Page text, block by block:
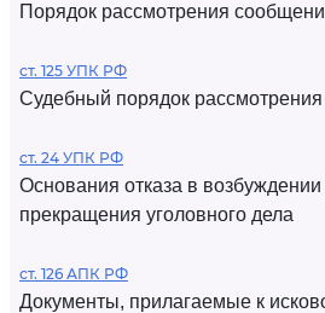
Порядок рассмотрения
ст. 125 УПК РФ
Судебный порядок
ст. 24 УПК РФ
Основания отказа в возбуждении
прекращения уголовного дела
ст. 126 АПК РФ
Документы, прилагаемые к